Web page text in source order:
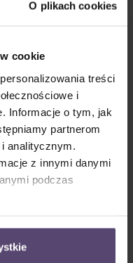
O plikach cookies
cookie
treści
i
Informacje o tym, jak
partnerom
analitycznym.
z innymi danymi
podczas
Listwa klejona - zestaw
nośników do montażu
w feldze (bez
wiercenia)
zaciskowym (bez
wiercenia)